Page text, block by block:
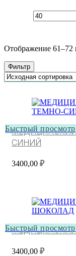
Отображение 61–72
Фильтр
Быстрый просмотр
СИНИЙ
3400,00 ₽
Быстрый просмотр
3400,00 ₽